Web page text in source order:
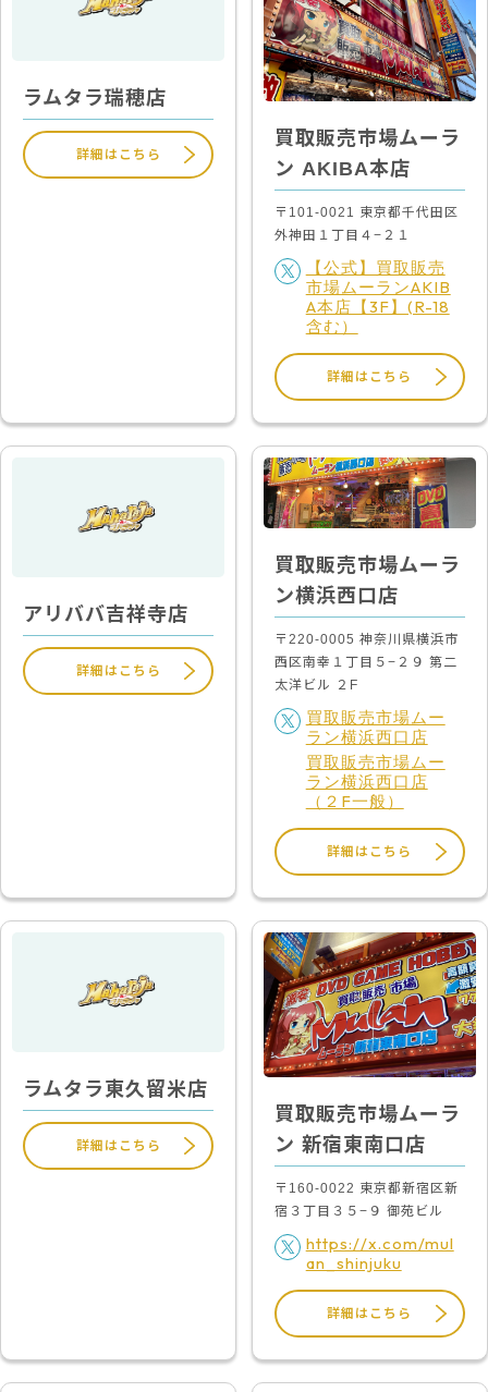
ラムタラ瑞穂店
詳細はこちら
買取販売市場ムーラ
ン AKIBA本店
〒101-0021 東京都千代田区
外神田１丁目４−２１
【公式】買取販売
市場ムーランAKIB
A本店【3F】(R-18
含む）
詳細はこちら
アリババ吉祥寺店
詳細はこちら
買取販売市場ムーラ
ン横浜西口店
〒220-0005 神奈川県横浜市
西区南幸１丁目５−２９ 第二
太洋ビル ２F
買取販売市場ムー
ラン横浜西口店
買取販売市場ムー
ラン横浜西口店
（２F一般）
詳細はこちら
ラムタラ東久留米店
詳細はこちら
買取販売市場ムーラ
ン 新宿東南口店
〒160-0022 東京都新宿区新
宿３丁目３５−９ 御苑ビル
https://x.com/mul
an_shinjuku
詳細はこちら